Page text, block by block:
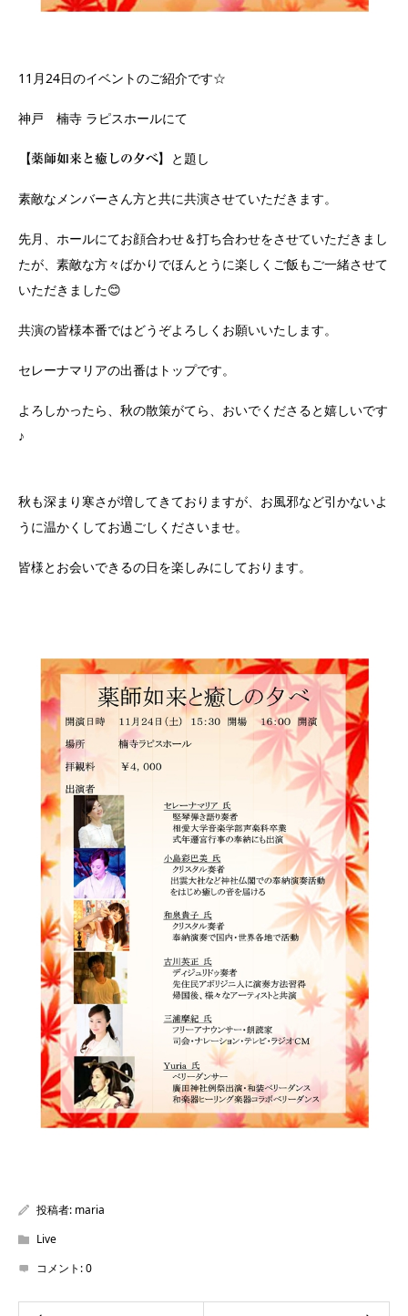
11月24日のイベントのご紹介です☆
神戸 楠寺 ラピスホールにて
【薬師如来と癒しの夕べ】 と題し
素敵なメンバーさん方と共に共演させていただきます。
先月、ホールにてお顔合わせ＆打ち合わせをさせていただきまし
たが、素敵な方々ばかりでほんとうに楽しくご飯もご一緒させて
いただきました😊
共演の皆様本番ではどうぞよろしくお願いいたします。
セレーナマリアの出番はトップです。
よろしかったら、秋の散策がてら、おいでくださると嬉しいです
♪
秋も深まり寒さが増してきておりますが、お風邪など引かないよ
うに温かくしてお過ごしくださいませ。
皆様とお会いできるの日を楽しみにしております。
投稿者: maria
Live
コメント:0